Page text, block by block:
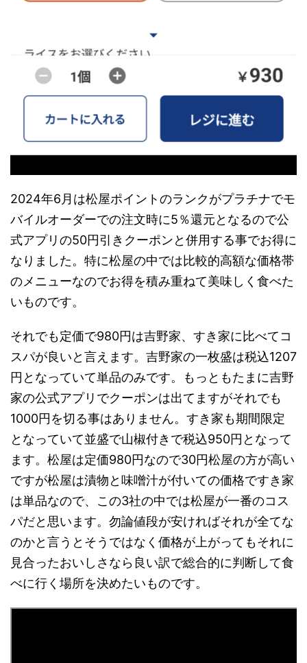
2024年6月は松屋ポイントのランクがプラチナでモ
バイルオーダーでの注文時に5％還元となるので公
式アプリの50円引きクーポンと併用する事でお得に
なりました。特に松屋の中では比較的高額な価格帯
のメニューなのでお得を積み重ねて美味しく食べた
いものです。
それでも定価で980円は吉野家、すき家に比べてコ
スパが良いと言えます。吉野家の一枚盛は税込1207
円となっていて単品のみです。もっともたまに吉野
家の公式アプリでクーポンは出てますがそれでも
1000円を切る事はありません。すき家も期間限定
となっていて並盛で山椒付きで税込950円となって
ます。松屋は定価980円なので30円松屋の方が高い
ですが松屋は漬物と味噌汁が付いての価格ですき家
は単品なので、この3社の中では松屋が一番のコス
パだと思います。勿論値段が安ければそれが全てな
のかと言うとそうではなく価格が上がってもそれに
見合ったおいしさなら良い訳で総合的に判断して食
べに行く場所を決めたいものです。